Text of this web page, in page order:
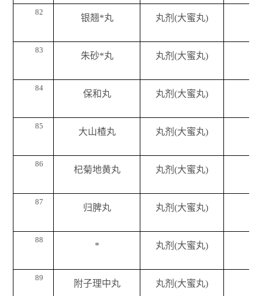
82
银翘*丸 丸剂(大蜜丸)
83
朱砂*丸 丸剂(大蜜丸)
84
保和丸 丸剂(大蜜丸)
85
大山楂丸 丸剂(大蜜丸)
86
杞菊地黄丸 丸剂(大蜜丸)
87
归脾丸 丸剂(大蜜丸)
88
* 丸剂(大蜜丸)
89
附子理中丸 丸剂(大蜜丸)